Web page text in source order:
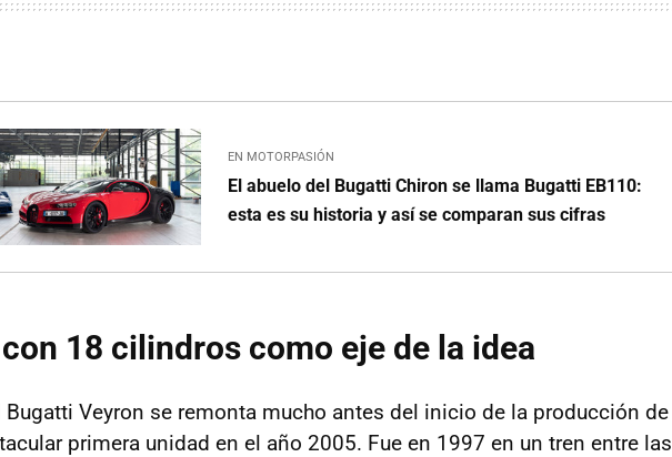
EN MOTORPASIÓN
El abuelo del Bugatti Chiron se llama Bugatti EB110:
esta es su historia y así se comparan sus cifras
18 cilindros como eje de la idea
Bugatti Veyron se remonta mucho antes del inicio de la producción de
primera unidad en el año 2005. Fue en 1997 en un tren entre las